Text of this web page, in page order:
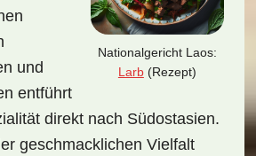
Nationalgericht Laos:
Larb(Rezept)
und
entführt
direkt nach Südostasien.
geschmacklichen Vielfalt